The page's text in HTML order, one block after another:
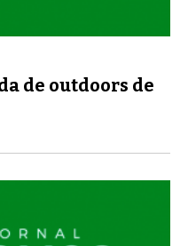
de outdoors de